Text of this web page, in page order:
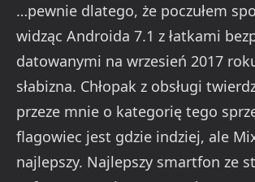
…pewnie dlatego, że poczułem
widząc Androida 7.1 z łatkami
datowanymi na wrzesień 2017
słabizna. Chłopak z obsługi
przeze mnie o kategorię tego
flagowiec jest gdzie indziej, ale
najlepszy. Najlepszy smartfon ze